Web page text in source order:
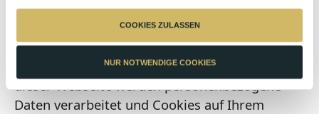
Impressum.
COOKIES ZULASSEN
NUR NOTWENDIGE COOKIES
Diesen finden Sie weiter unten auf dieser Seite.
Diese Webseite verwendet Cookies. Diese
Webseite verwendet CookiesBei dem Besuch
dieser Webseite werden personenbezogene
Daten verarbeitet und Cookies auf Ihrem